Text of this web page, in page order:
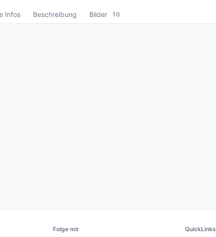
Infos Beschreibung Bilder 10
Folge mir QuickLinks